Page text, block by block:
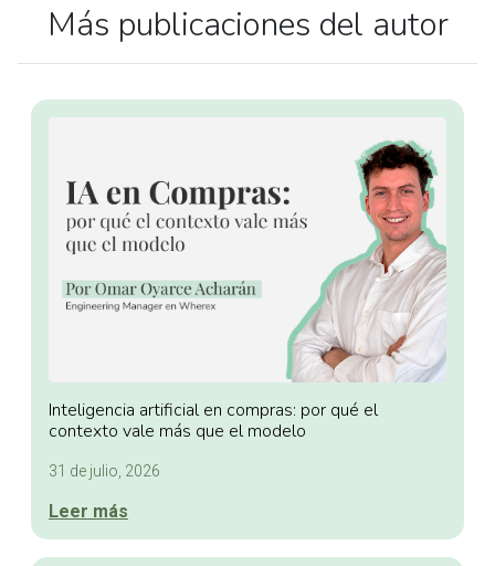
Más publicaciones del autor
Inteligencia artificial en compras: por qué el
contexto vale más que el modelo
31 de julio, 2026
Leer más